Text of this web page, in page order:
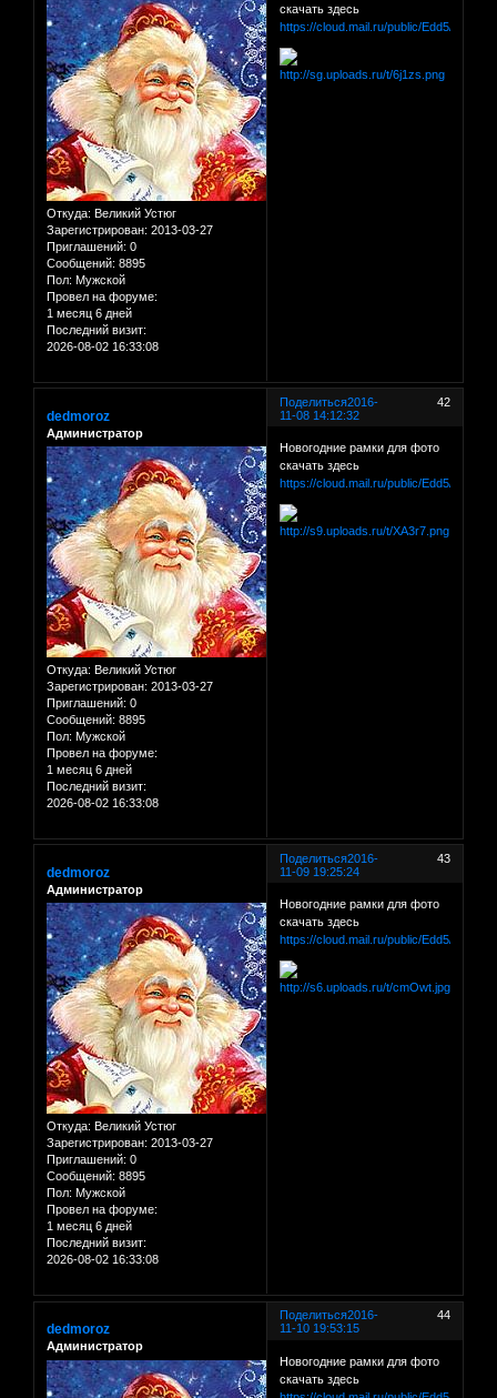
Откуда: Великий Устюг
Зарегистрирован: 2013-03-27
Приглашений: 0
Сообщений: 8895
Пол: Мужской
Провел на форуме:
1 месяц 6 дней
Последний визит:
2026-08-02 16:33:08
скачать здесь
https://cloud.mail.ru/public/Edd5/
Поделиться 42
2016-
11-08 14:12:32
dedmoroz
Администратор
Откуда: Великий Устюг
Зарегистрирован: 2013-03-27
Приглашений: 0
Сообщений: 8895
Пол: Мужской
Провел на форуме:
1 месяц 6 дней
Последний визит:
2026-08-02 16:33:08
Новогодние рамки для фото
скачать здесь
https://cloud.mail.ru/public/Edd5/
Поделиться 43
2016-
11-09 19:25:24
dedmoroz
Администратор
Откуда: Великий Устюг
Зарегистрирован: 2013-03-27
Приглашений: 0
Сообщений: 8895
Пол: Мужской
Провел на форуме:
1 месяц 6 дней
Последний визит:
2026-08-02 16:33:08
Новогодние рамки для фото
скачать здесь
https://cloud.mail.ru/public/Edd5/
Поделиться 44
2016-
11-10 19:53:15
dedmoroz
Администратор
Новогодние рамки для фото
скачать здесь